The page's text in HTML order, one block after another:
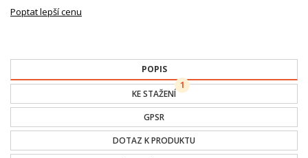
Poptat lepší cenu
POPIS
KE STAŽENÍ
1
GPSR
DOTAZ K PRODUKTU